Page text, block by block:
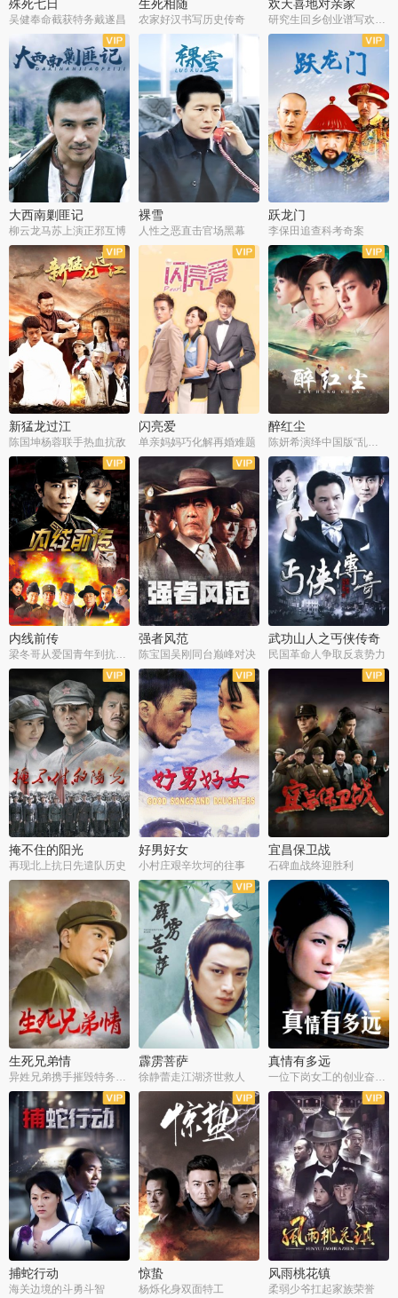
殊死七日
吴健奉命截获特务戴遂昌
生死相随
农家好汉书写历史传奇
欢天喜地对亲家
大西南剿匪记
柳云龙马苏上演正邪互博
全21集
裸雪
人性之恶直击官场黑幕
全30集
跃龙门
李保田追查科考奇案
全36集
新猛龙过江
陈国坤杨蓉联手热血抗敌
全37集
闪亮爱
单亲妈妈巧化解再婚难题
全30集
醉红尘
陈妍希演绎中国版“乱世佳人”
全30集
内线前传
全30集
强者风范
陈宝国吴刚同台巅峰对决
全30集
武功山人之丐侠传奇
民国革命人争取反袁势力
全38集
掩不住的阳光
再现北上抗日先遣队历史
全9集
好男好女
小村庄艰辛坎坷的往事
全35集
宜昌保卫战
石碑血战终迎胜利
全37集
生死兄弟情
异姓兄弟携手摧毁特务阴谋
全40集
霹雳菩萨
徐静蕾走江湖济世救人
全25集
真情有多远
一位下岗女工的创业奋斗史
全22集
捕蛇行动
海关边境的斗勇斗智
全39集
惊蛰
杨烁化身双面特工
全36集
风雨桃花镇
柔弱少爷扛起家族荣誉